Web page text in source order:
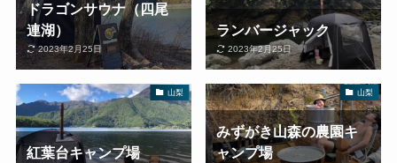
ドラゴンサウナ（四尾
連湖）
2023年2月25日
ランバージャック
2023年2月25日
山梨
紅葉台キャンプ場
山梨
みずがき山森の農園キ
ャンプ場